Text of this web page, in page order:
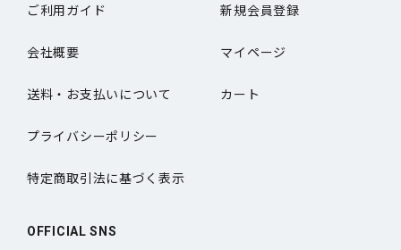
ご利用ガイド 新規会員登録
会社概要 マイページ
送料・お支払いについて カート
プライバシーポリシー
特定商取引法に基づく表示
OFFICIAL SNS